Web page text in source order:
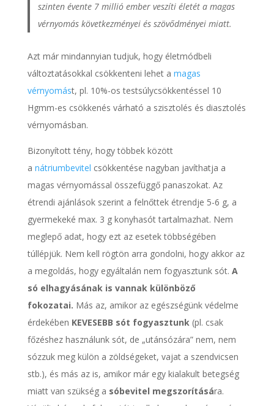
szinten évente 7 millió ember veszíti életét a magas
vérnyomás következményei és szövődményei miatt.
Azt már mindannyian tudjuk, hogy életmódbeli
változtatásokkal csökkenteni lehet a magas
vérnyomást, pl. 10%-os testsúlycsökkentéssel 10
Hgmm-es csökkenés várható a szisztolés és diasztolés
vérnyomásban.
Bizonyított tény, hogy többek között
a nátriumbevitel csökkentése nagyban javíthatja a
magas vérnyomással összefüggő panaszokat. Az
étrendi ajánlások szerint a felnőttek étrendje 5-6 g, a
gyermekeké max. 3 g konyhasót tartalmazhat. Nem
meglepő adat, hogy ezt az esetek többségében
túllépjük. Nem kell rögtön arra gondolni, hogy akkor az
a megoldás, hogy egyáltalán nem fogyasztunk sót. A
só elhagyásának is vannak különböző
fokozatai. Más az, amikor az egészségünk védelme
érdekében KEVESEBB sót fogyasztunk (pl. csak
főzéshez használunk sót, de „utánsózára” nem, nem
sózzuk meg külön a zöldségeket, vajat a szendvicsen
stb.), és más az is, amikor már egy kialakult betegség
miatt van szükség a sóbevitel megszorítására.